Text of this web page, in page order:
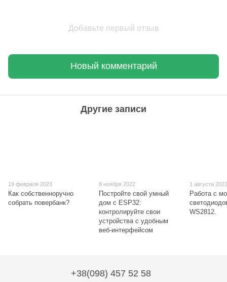
Добавьте первый отзыв
Новый комментарий
Другие записи
19 февраля 2023
Как собственноручно
собрать повербанк?
8 ноября 2022
Постройте свой умный
дом с ESP32:
контролируйте свои
устройства с удобным
веб-интерфейсом
1 августа
Работа с
WS2812.
+38(098) 457 52 58